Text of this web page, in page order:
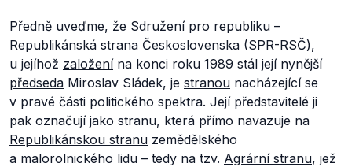
Předně uveďme, že Sdružení pro republiku –
Republikánská strana Československa (SPR-RSČ),
u jejíhož založenína konci roku 1989 stál její nynější
předseda Miroslav Sládek, je stranou nacházející se
v pravé části politického spektra. Její představitelé ji
pak označují jako stranu, která přímo navazuje na
Republikánskou stranu zemědělského
a malorolnického lidu – tedy na tzv. Agrární stranu, jež